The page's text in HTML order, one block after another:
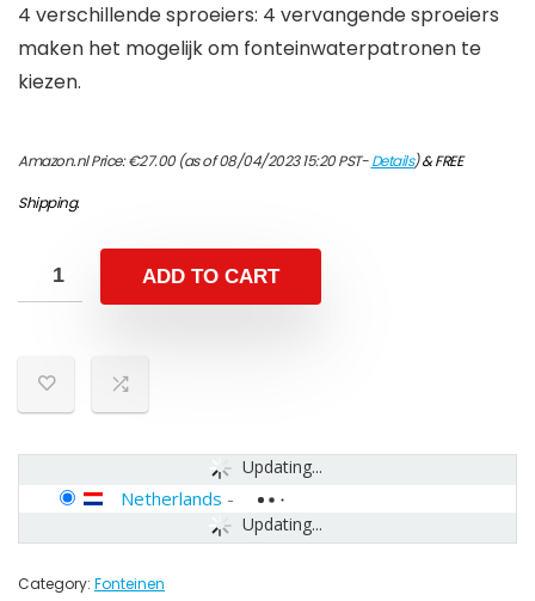
4 verschillende sproeiers: 4 vervangende sproeiers
maken het mogelijk om fonteinwaterpatronen te
kiezen.
Amazon.nl Price:€27.00(as of 08/04/2023 15:20 PST-Details)&FREE
Shipping.
ADD TO CART
Updating...
Updating...
Netherlands -
Category: Fonteinen